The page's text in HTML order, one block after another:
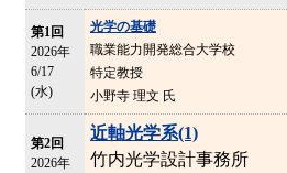
第1回
2026年
6/17
(水)
光学の基礎
職業能力開発総合大学校
特定教授
小野寺 理文 氏
第2回
2026年
近軸光学系(1)
竹内光学設計事務所